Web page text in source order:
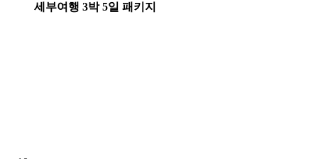
세부여행 3박 5일 패키지